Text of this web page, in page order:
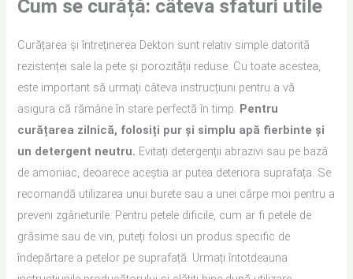
Cum se curăță: câteva sfaturi utile
Curățarea și întreținerea Dekton sunt relativ simple datorită
rezistenței sale la pete și porozității reduse. Cu toate acestea,
este important să urmați câteva instrucțiuni pentru a vă
asigura că rămâne în stare perfectă în timp. Pentru
curățarea zilnică, folosiți pur și simplu apă fierbinte și
un detergent neutru. Evitați detergenții abrazivi sau pe bază
de amoniac, deoarece aceștia ar putea deteriora suprafața. Se
recomandă utilizarea unui burete sau a unei cârpe moi pentru a
preveni zgârieturile. Pentru petele dificile, cum ar fi petele de
grăsime sau de vin, puteți folosi un produs specific de
îndepărtare a petelor pe suprafață. Urmați întotdeauna